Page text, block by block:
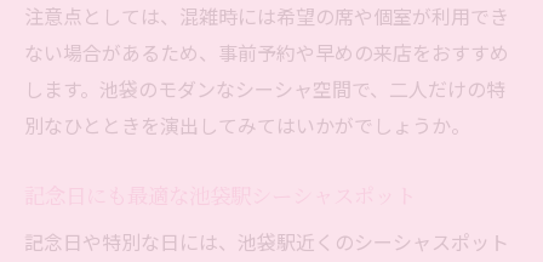
注意点としては、混雑時には希望の席や個室が利用でき
ない場合があるため、事前予約や早めの来店をおすすめ
します。池袋のモダンなシーシャ空間で、二人だけの特
別なひとときを演出してみてはいかがでしょうか。
記念日や特別な日には、池袋駅近くのシーシャスポット